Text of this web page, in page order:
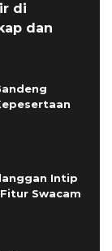
di
dan
Intip
Swacam